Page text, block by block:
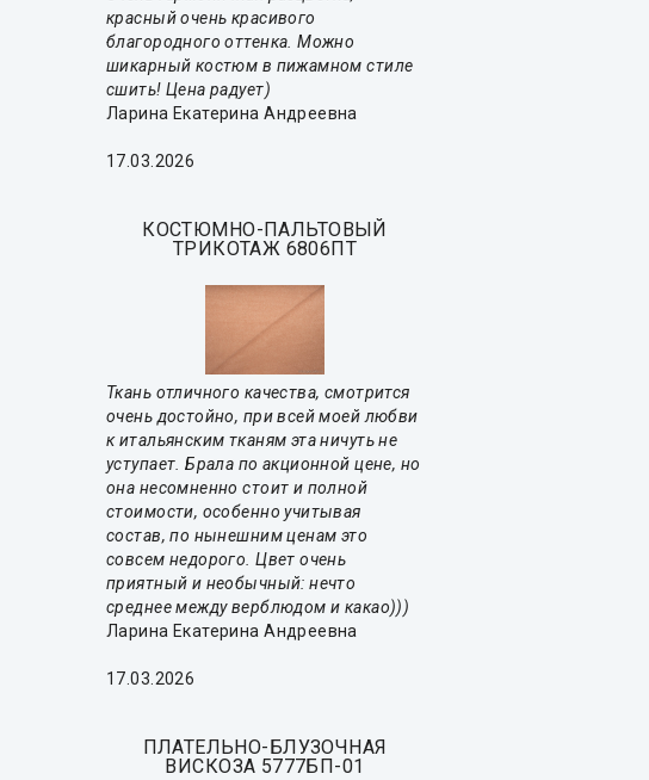
красный очень красивого
благородного оттенка. Можно
шикарный костюм в пижамном стиле
сшить! Цена радует)
Ларина Екатерина Андреевна
17.03.2026
КОСТЮМНО-ПАЛЬТОВЫЙ
ТРИКОТАЖ 6806ПТ
Ткань отличного качества, смотрится
очень достойно, при всей моей любви
к итальянским тканям эта ничуть не
уступает. Брала по акционной цене, но
она несомненно стоит и полной
стоимости, особенно учитывая
состав, по нынешним ценам это
совсем недорого. Цвет очень
приятный и необычный: нечто
среднее между верблюдом и какао)))
Ларина Екатерина Андреевна
17.03.2026
ПЛАТЕЛЬНО-БЛУЗОЧНАЯ
ВИСКОЗА 5777БП-01